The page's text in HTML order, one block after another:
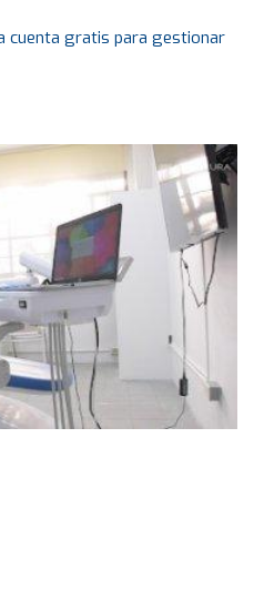
cuenta gratis para gestionar